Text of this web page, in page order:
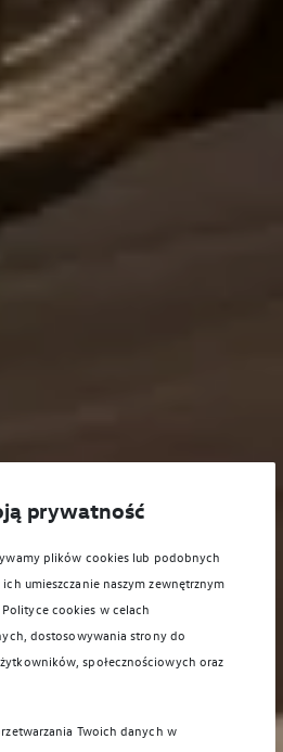
prywatność
plików cookies lub podobnych
umieszczanie naszym zewnętrznym
cookies w celach
dostosowywania strony do
społecznościowych oraz
Twoich danych w